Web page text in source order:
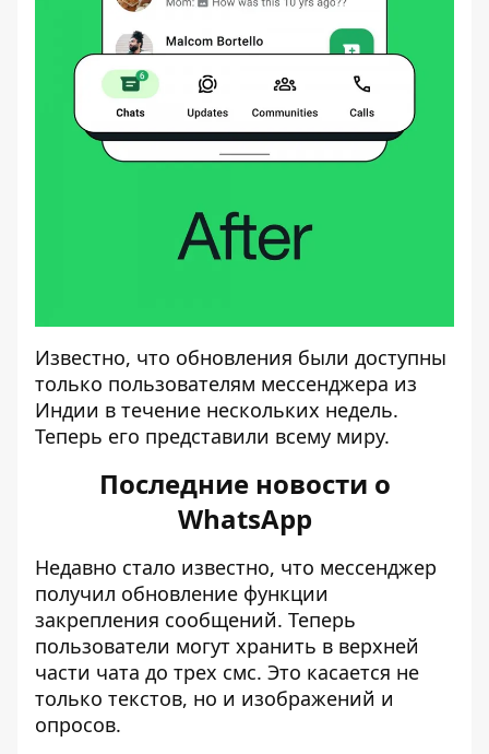
Известно, что обновления были доступны
только пользователям мессенджера из
Индии в течение нескольких недель.
Теперь его представили всему миру.
Последние новости о
WhatsApp
Недавно стало известно, что мессенджер
получил обновление функции
закрепления сообщений. Теперь
пользователи могут хранить в верхней
части чата до трех смс. Это касается не
только текстов, но и изображений и
опросов.